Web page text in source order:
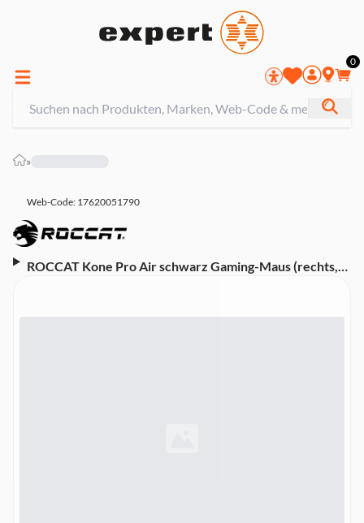
0
»
Web-Code: 17620051790
ROCCAT Kone Pro Air schwarz Gaming-Maus (rechts,